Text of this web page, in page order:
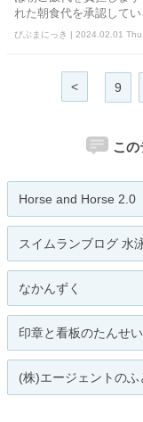
れた朝食代を承認してい
びぶまにっき | 2024.02.01
< 9
この
Horse and Horse 2.0
スイムランブログ 水
なかんずく
印章と看板のたんせ
(株)エージェントの